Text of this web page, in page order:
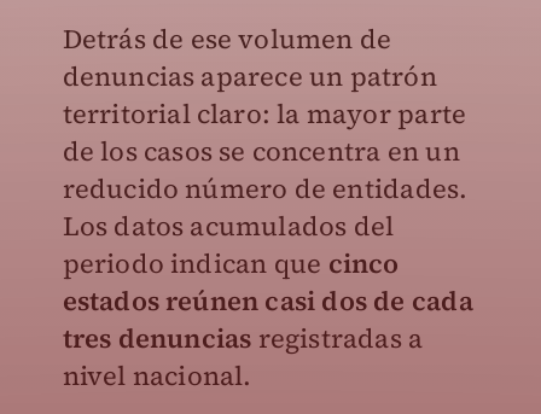
Detrás de ese volumen de
denuncias aparece un patrón
territorial claro: la mayor parte
de los casos se concentra en un
reducido número de entidades.
Los datos acumulados del
periodo indican que cinco
estados reúnen casi dos de cada
tres denuncias registradas a
nivel nacional.